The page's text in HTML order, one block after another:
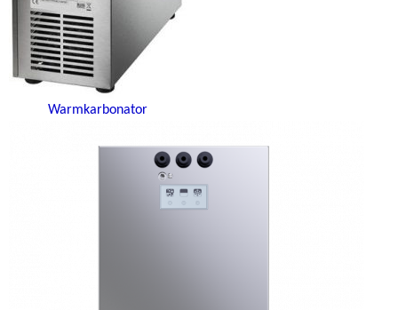
Warmkarbonator